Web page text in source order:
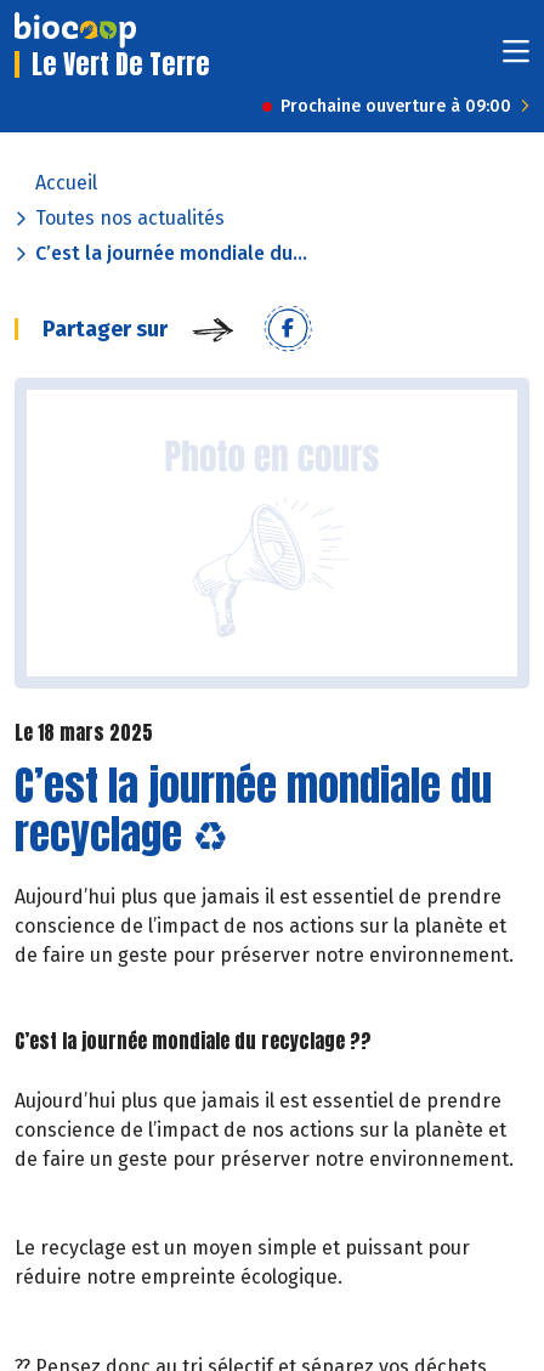
Le Vert De Terre
Prochaine ouverture à 09:00
Accueil
Toutes nos actualités
C’est la journée mondiale du...
Partager sur
Le 18 mars 2025
C’est la journée mondiale du
recyclage ♻️
Aujourd’hui plus que jamais il est essentiel de prendre
conscience de l’impact de nos actions sur la planète et
de faire un geste pour préserver notre environnement.
C’est la journée mondiale du recyclage ??
Aujourd’hui plus que jamais il est essentiel de prendre
conscience de l’impact de nos actions sur la planète et
de faire un geste pour préserver notre environnement.
Le recyclage est un moyen simple et puissant pour
réduire notre empreinte écologique.